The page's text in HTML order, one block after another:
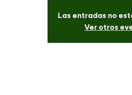
Las entradas no
Ver otros